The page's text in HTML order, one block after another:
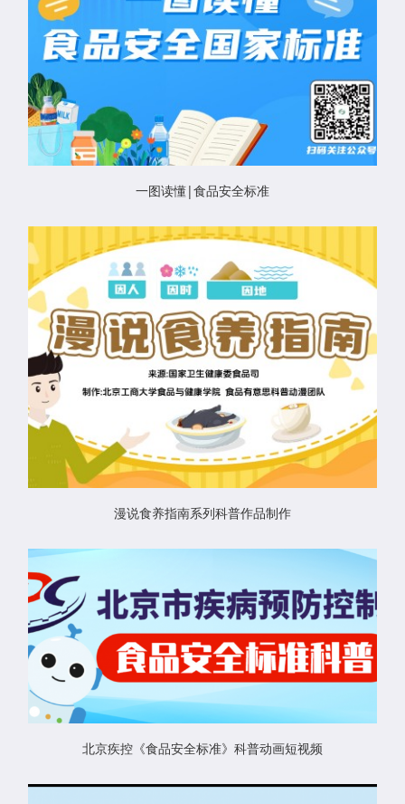
一图读懂|食品安全标准
漫说食养指南系列科普作品制作
北京疾控《食品安全标准》科普动画短视频